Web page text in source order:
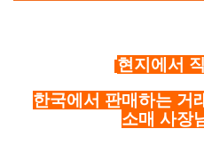
현지에서
한국에서 판매하는 거
소매 사장